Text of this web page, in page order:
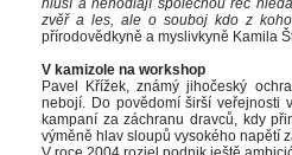
zvěř a les, ale o souboj kdo z
přírodovědkyně a myslivkyně Kamila
V kamizole na workshop
Pavel Křížek, známý jihočeský
nebojí. Do povědomí širší veřejnosti
kampaní za záchranu dravců, kdy
výměně hlav sloupů vysokého napětí